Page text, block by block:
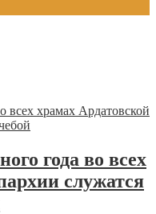
года во всех
служатся